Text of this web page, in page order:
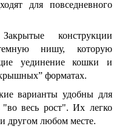
для повседневного
Закрытые конструкции
нишу, которую
уединение кошки и
форматах.
варианты удобны для
весь рост". Их легко
другом любом месте.